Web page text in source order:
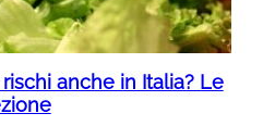
anche in Italia? Le